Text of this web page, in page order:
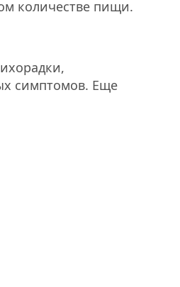
количестве пищи.
симптомов. Еще